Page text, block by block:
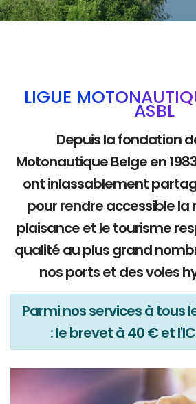
LIGUE
ASBL
Depuis la fondation
Motonautique Belge en
ont inlassablement
pour rendre accessible
plaisance et le tourisme
qualité au plus grand
nos ports et des voies
Parmi nos services à tous
: le brevet à 40 € et